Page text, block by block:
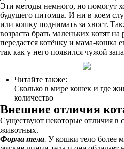
Эти методы немного, но помогут
будущего питомца. И ни в коем
или кошку поднимать за хвост.
возраста брать маленьких котят
передастся котёнку и мама-кошка
так как у него появился чужой
Читайте также:
Сколько в мире кошек и где
количество
Внешние отличия
Существуют некоторые отличия в
животных.
Форма тела. У кошки тело более